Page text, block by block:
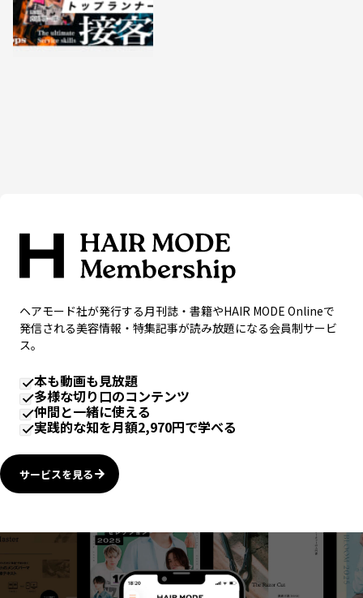
ヘアモード社が発行する月刊誌・書籍やHAIR MODE Onlineで
発信される美容情報・特集記事が読み放題になる会員制サービ
ス。
本も動画も見放題
多様な切り口のコンテンツ
仲間と一緒に使える
実践的な知を月額2,970円で学べる
サービスを見る